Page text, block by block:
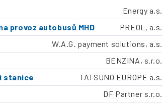
Energy a.s.
provoz autobusů MHD
PREOL, a.s.
W.A.G. payment solutions, a.s.
BENZINA, s.r.o.
stanice
TATSUNO EUROPE a.s.
DF Partner s.r.o.